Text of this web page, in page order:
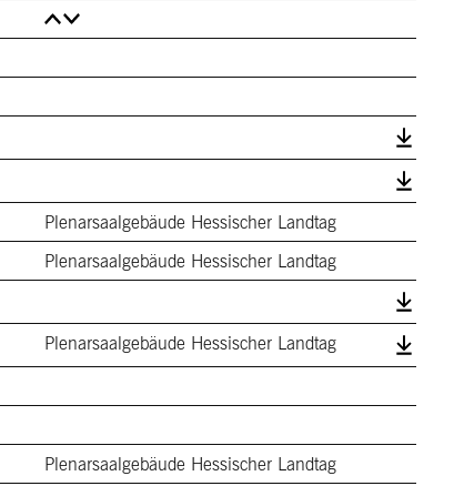
Plenarsaalgebäude Hessischer Landtag
Plenarsaalgebäude Hessischer Landtag
Plenarsaalgebäude Hessischer Landtag
Plenarsaalgebäude Hessischer Landtag